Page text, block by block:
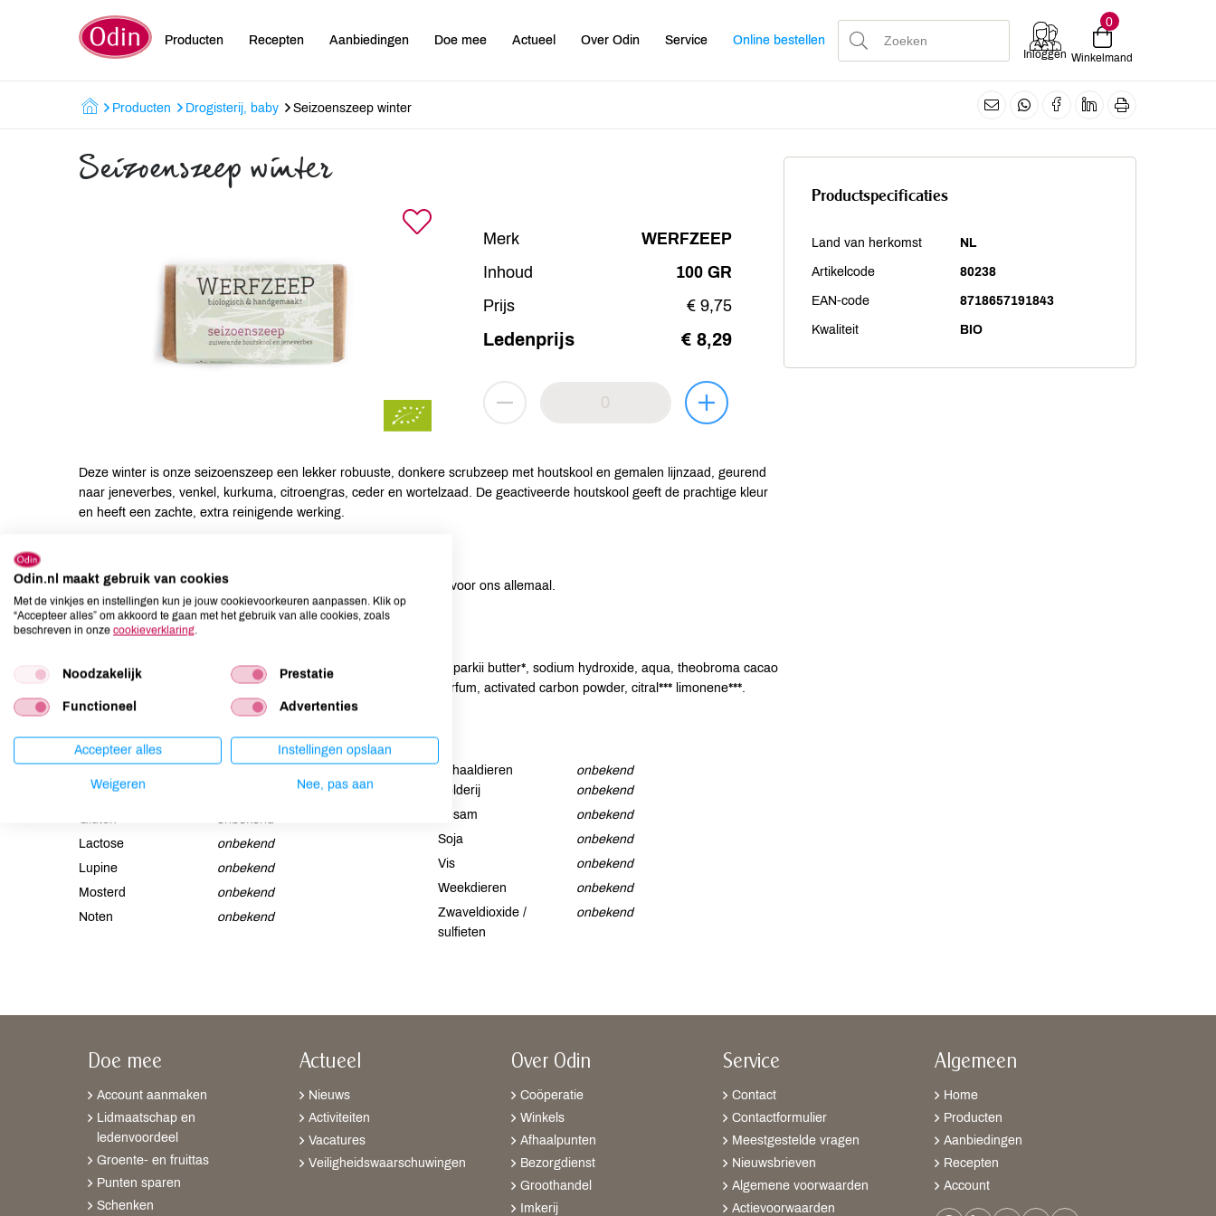
Producten Recepten Aanbiedingen Doe mee Actueel Over Odin Service Online bestellen
Inloggen
0
Winkelmand
Producten Drogisterij, baby Seizoenszeep winter
Seizoenszeep winter
Merk
WERFZEEP
Inhoud
100 GR
Prijs
€ 9,75
Ledenprijs € 8,29
Deze winter is onze seizoenszeep een lekker robuuste, donkere scrubzeep met houtskool en gemalen lijnzaad, geurend
naar jeneverbes, venkel, kurkuma, citroengras, ceder en wortelzaad. De geactiveerde houtskool geeft de prachtige kleur
en heeft een zachte, extra reinigende werking.
Werfzeep is bedoeld voor de gevoelige huid en daarom geschikt voor ons allemaal.
Ingrediënten
INCI: cocos nucifera oil*, olea europaea fruit oil*, butyrospermum parkii butter*, sodium hydroxide, aqua, theobroma cacao
butter*, ricinus communis seed oil*, linum usitatissmum seed*, parfum, activated carbon powder, citral*** limonene***.
Allergenen
Gluten
onbekend
Lactose
onbekend
Lupine
onbekend
Mosterd
onbekend
Noten
onbekend
Schaaldieren
onbekend
Selderij
onbekend
Sesam
onbekend
Soja
onbekend
Vis
onbekend
Weekdieren
onbekend
Zwaveldioxide /
sulfieten
onbekend
Productspecificaties
Land van herkomst NL
Artikelcode 80238
EAN-code 8718657191843
Kwaliteit BIO
Doe mee
Account aanmaken
Lidmaatschap en
ledenvoordeel
Groente- en fruittas
Punten sparen
Schenken
Actueel
Nieuws
Activiteiten
Vacatures
Veiligheidswaarschuwingen
Over Odin
Coöperatie
Winkels
Afhaalpunten
Bezorgdienst
Groothandel
Imkerij
Service
Contact
Contactformulier
Meestgestelde vragen
Nieuwsbrieven
Algemene voorwaarden
Actievoorwaarden
Algemeen
Home
Producten
Aanbiedingen
Recepten
Account
Odin.nl maakt gebruik van cookies
Met de vinkjes en instellingen kun je jouw cookievoorkeuren aanpassen. Klik op
“Accepteer alles” om akkoord te gaan met het gebruik van alle cookies, zoals
beschreven in onze cookieverklaring.
Noodzakelijk Prestatie
Functioneel Advertenties
Accepteer alles Instellingen opslaan
Weigeren Nee, pas aan